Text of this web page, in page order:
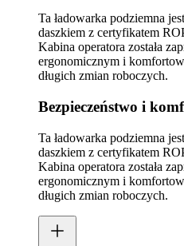
Ta ładowarka podziemna
daszkiem z certyfikatem
Kabina operatora została
ergonomicznym i
długich zmian roboczych.
Bezpieczeństwo i
Ta ładowarka podziemna
daszkiem z certyfikatem
Kabina operatora została
ergonomicznym i
długich zmian roboczych.